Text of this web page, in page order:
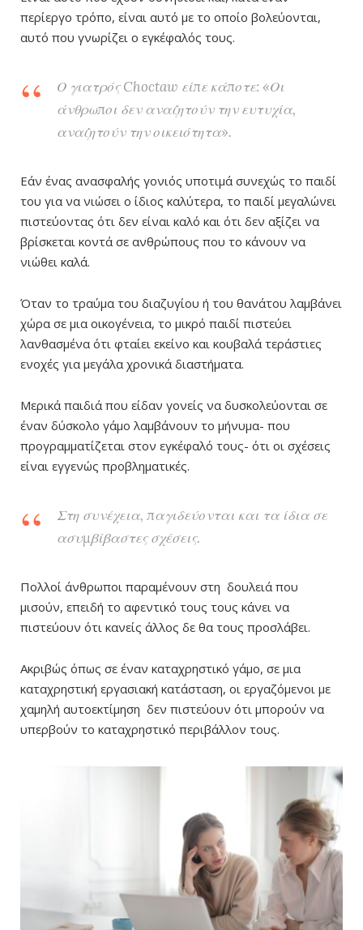
περίεργο τρόπο, είναι αυτό με το οποίο βολεύονται,
αυτό που γνωρίζει ο εγκέφαλός τους.
Ο γιατρός Choctaw είπε κάποτε: «Οι
άνθρωποι δεν αναζητούν την ευτυχία,
αναζητούν την οικειότητα».
Εάν ένας ανασφαλής γονιός υποτιμά συνεχώς το παιδί
του για να νιώσει ο ίδιος καλύτερα, το παιδί μεγαλώνει
πιστεύοντας ότι δεν είναι καλό και ότι δεν αξίζει να
βρίσκεται κοντά σε ανθρώπους που το κάνουν να
νιώθει καλά.
Όταν το τραύμα του διαζυγίου ή του θανάτου λαμβάνει
χώρα σε μια οικογένεια, το μικρό παιδί πιστεύει
λανθασμένα ότι φταίει εκείνο και κουβαλά τεράστιες
ενοχές για μεγάλα χρονικά διαστήματα.
Μερικά παιδιά που είδαν γονείς να δυσκολεύονται σε
έναν δύσκολο γάμο λαμβάνουν το μήνυμα- που
προγραμματίζεται στον εγκέφαλό τους- ότι οι σχέσεις
είναι εγγενώς προβληματικές.
Στη συνέχεια, παγιδεύονται και τα ίδια σε
ασυμβίβαστες σχέσεις.
Πολλοί άνθρωποι παραμένουν στη δουλειά που
μισούν, επειδή το αφεντικό τους τους κάνει να
πιστεύουν ότι κανείς άλλος δε θα τους προσλάβει.
Ακριβώς όπως σε έναν καταχρηστικό γάμο, σε μια
καταχρηστική εργασιακή κατάσταση, οι εργαζόμενοι με
χαμηλή αυτοεκτίμηση δεν πιστεύουν ότι μπορούν να
υπερβούν το καταχρηστικό περιβάλλον τους.